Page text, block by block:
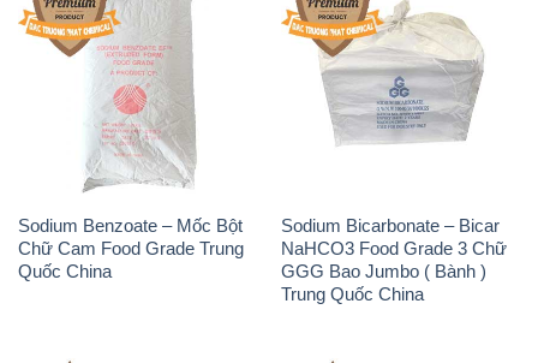
Sodium Benzoate – Mốc Bột
Chữ Cam Food Grade Trung
Quốc China
Sodium Bicarbonate – Bicar
NaHCO3 Food Grade 3 Chữ
GGG Bao Jumbo ( Bành )
Trung Quốc China